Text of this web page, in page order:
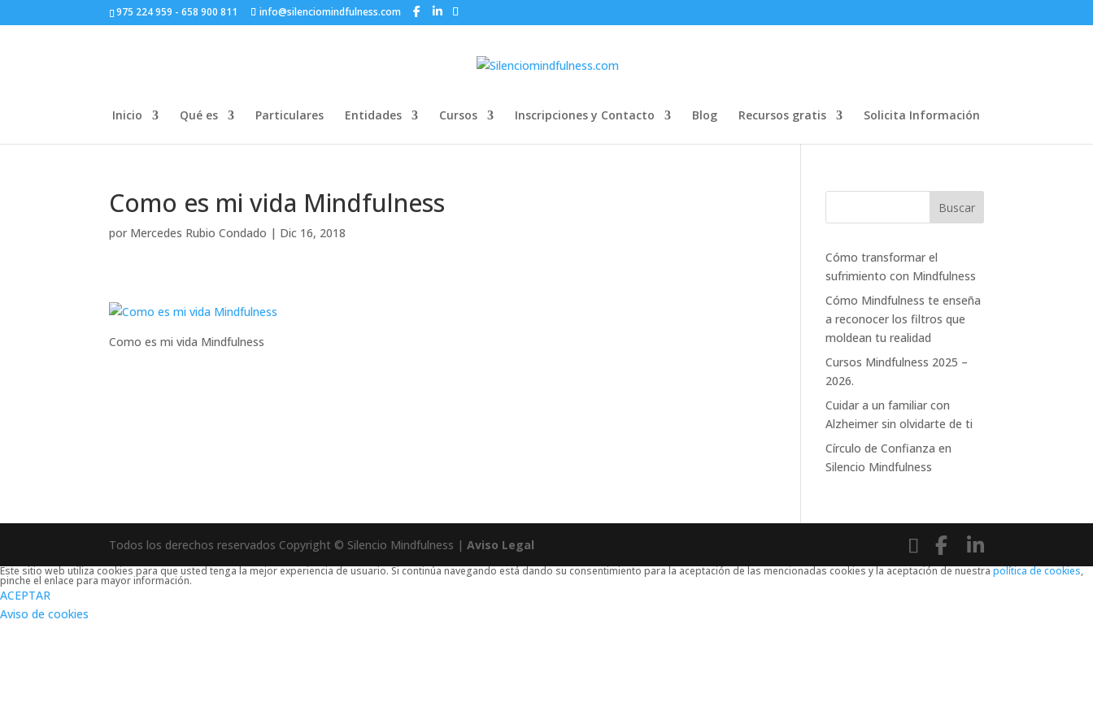
975 224 959 - 658 900 811 info@silenciomindfulness.com
Inicio Qué es Particulares Entidades Cursos Inscripciones y Contacto Blog Recursos gratis Solicita Información
Como es mi vida Mindfulness
por Mercedes Rubio Condado | Dic 16, 2018
Como es mi vida Mindfulness
Cómo transformar el
sufrimiento con Mindfulness
Cómo Mindfulness te enseña
a reconocer los filtros que
moldean tu realidad
Cursos Mindfulness 2025 –
2026.
Cuidar a un familiar con
Alzheimer sin olvidarte de ti
Círculo de Confianza en
Silencio Mindfulness
Todos los derechos reservados Copyright © Silencio Mindfulness |Aviso Legal
Este sitio web utiliza cookies para que usted tenga la mejor experiencia de usuario. Si continúa navegando está dando su consentimiento para la aceptación de las mencionadas cookies y la aceptación de nuestrapolítica de cookies,
pinche el enlace para mayor información.
ACEPTAR
Aviso de cookies